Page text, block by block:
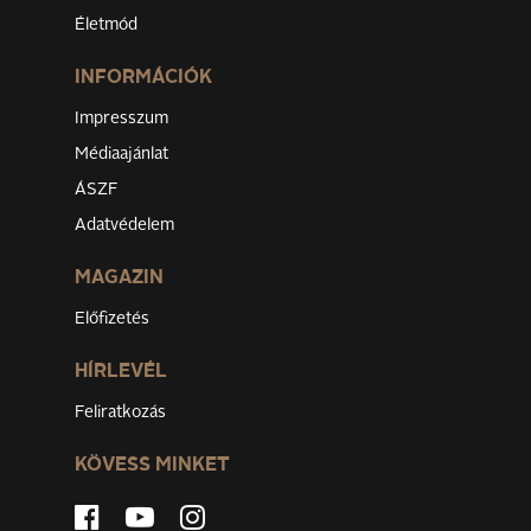
Életmód
INFORMÁCIÓK
Impresszum
Médiaajánlat
ÁSZF
Adatvédelem
MAGAZIN
Előfizetés
HÍRLEVÉL
Feliratkozás
KÖVESS MINKET